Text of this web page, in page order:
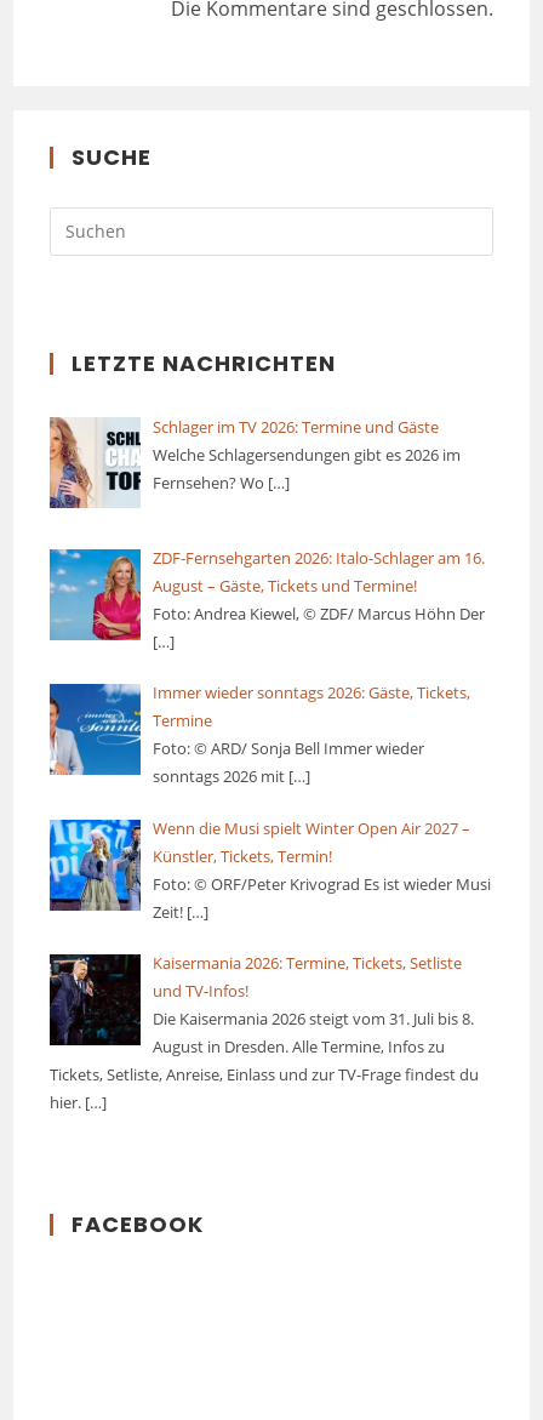
Die Kommentare sind geschlossen.
SUCHE
LETZTE NACHRICHTEN
Schlager im TV 2026: Termine und Gäste
Welche Schlagersendungen gibt es 2026 im
Fernsehen? Wo […]
ZDF-Fernsehgarten 2026: Italo-Schlager am 16.
August – Gäste, Tickets und Termine!
Foto: Andrea Kiewel, © ZDF/ Marcus Höhn Der
[…]
Immer wieder sonntags 2026: Gäste, Tickets,
Termine
Foto: © ARD/ Sonja Bell Immer wieder
sonntags 2026 mit […]
Wenn die Musi spielt Winter Open Air 2027 –
Künstler, Tickets, Termin!
Foto: © ORF/Peter Krivograd Es ist wieder Musi
Zeit! […]
Kaisermania 2026: Termine, Tickets, Setliste
und TV-Infos!
Die Kaisermania 2026 steigt vom 31. Juli bis 8.
August in Dresden. Alle Termine, Infos zu
Tickets, Setliste, Anreise, Einlass und zur TV-Frage findest du
hier. […]
FACEBOOK